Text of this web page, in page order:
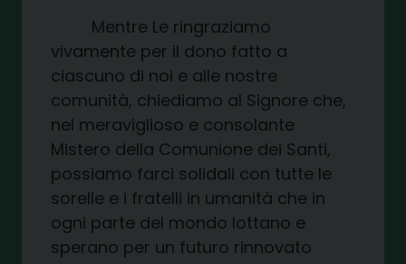
Mentre Le ringraziamo
vivamente per il dono fatto a
ciascuno di noi e alle nostre
comunità, chiediamo al Signore che,
nel meraviglioso e consolante
Mistero della Comunione dei Santi,
possiamo farci solidali con tutte le
sorelle e i fratelli in umanità che in
ogni parte del mondo lottano e
sperano per un futuro rinnovato